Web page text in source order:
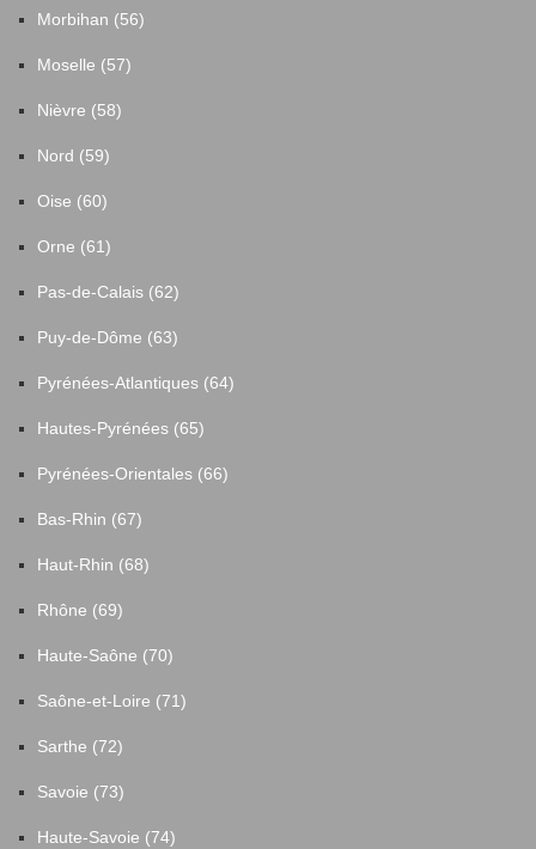
Morbihan (56)
Moselle (57)
Nièvre (58)
Nord (59)
Oise (60)
Orne (61)
Pas-de-Calais (62)
Puy-de-Dôme (63)
Pyrénées-Atlantiques (64)
Hautes-Pyrénées (65)
Pyrénées-Orientales (66)
Bas-Rhin (67)
Haut-Rhin (68)
Rhône (69)
Haute-Saône (70)
Saône-et-Loire (71)
Sarthe (72)
Savoie (73)
Haute-Savoie (74)